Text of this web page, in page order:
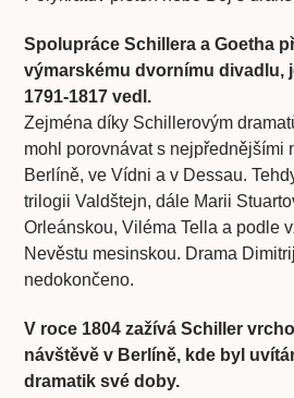
Spolupráce Schillera a Goetha
výmarskému dvornímu divadlu,
1791-1817 vedl.
Zejména díky Schillerovým
mohl porovnávat s nejpřednějšími
Berlíně, ve Vídni a v Dessau.
trilogii Valdštejn, dále Marii
Orleánskou, Viléma Tella a podle
Nevěstu mesinskou. Drama
nedokončeno.
V roce 1804 zažívá Schiller
návštěvě v Berlíně, kde byl
dramatik své doby.